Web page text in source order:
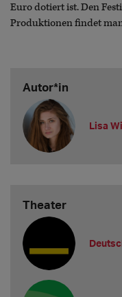
Euro dotiert ist. Den
Produktionen findet
Autor*in
Lisa
Theater